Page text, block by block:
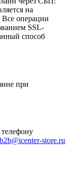
на
операции
SSL-
способ
при
телефону
b2b@icenter-store.ru